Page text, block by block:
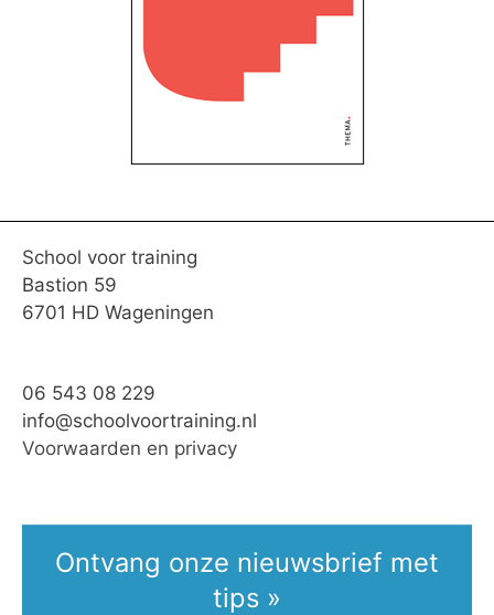
School voor training
Bastion 59
6701 HD Wageningen
06 543 08 229
info@schoolvoortraining.nl
Voorwaarden en privacy
Ontvang onze nieuwsbrief met
tips »